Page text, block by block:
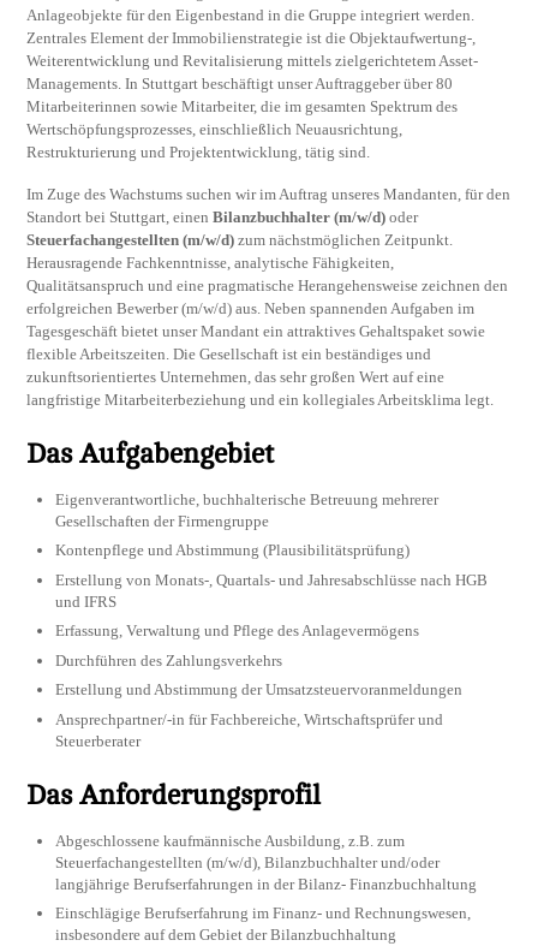
Anlageobjekte für den Eigenbestand in die Gruppe integriert werden.
Zentrales Element der Immobilienstrategie ist die Objektaufwertung-,
Weiterentwicklung und Revitalisierung mittels zielgerichtetem Asset-
Managements. In Stuttgart beschäftigt unser Auftraggeber über 80
Mitarbeiterinnen sowie Mitarbeiter, die im gesamten Spektrum des
Wertschöpfungsprozesses, einschließlich Neuausrichtung,
Restrukturierung und Projektentwicklung, tätig sind.
Im Zuge des Wachstums suchen wir im Auftrag unseres Mandanten, für den
Standort bei Stuttgart, einenBilanzbuchhalter (m/w/d) oder
Steuerfachangestellten (m/w/d) zum nächstmöglichen Zeitpunkt.
Herausragende Fachkenntnisse, analytische Fähigkeiten,
Qualitätsanspruch und eine pragmatische Herangehensweise zeichnen den
erfolgreichen Bewerber (m/w/d) aus. Neben spannenden Aufgaben im
Tagesgeschäft bietet unser Mandant ein attraktives Gehaltspaket sowie
flexible Arbeitszeiten. Die Gesellschaft ist ein beständiges und
zukunftsorientiertes Unternehmen, das sehr großen Wert auf eine
langfristige Mitarbeiterbeziehung und ein kollegiales Arbeitsklima legt.
Das Aufgabengebiet
Eigenverantwortliche, buchhalterische Betreuung mehrerer
Gesellschaften der Firmengruppe
Kontenpflege und Abstimmung (Plausibilitätsprüfung)
Erstellung von Monats-, Quartals- und Jahresabschlüsse nach HGB
und IFRS
Erfassung, Verwaltung und Pflege des Anlagevermögens
Durchführen des Zahlungsverkehrs
Erstellung und Abstimmung der Umsatzsteuervoranmeldungen
Ansprechpartner/-in für Fachbereiche, Wirtschaftsprüfer und
Steuerberater
Das Anforderungsprofil
Abgeschlossene kaufmännische Ausbildung, z.B. zum
Steuerfachangestellten (m/w/d), Bilanzbuchhalter und/oder
langjährige Berufserfahrungen in der Bilanz- Finanzbuchhaltung
Einschlägige Berufserfahrung im Finanz- und Rechnungswesen,
insbesondere auf dem Gebiet der Bilanzbuchhaltung